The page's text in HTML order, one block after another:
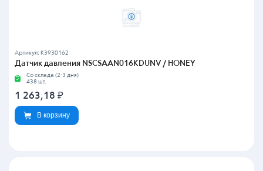
Артикул: K3930162
Датчик давления NSCSAAN016KDUNV / HONEY
Со склада (2-3 дня)
438 шт.
1 263,18 ₽
В корзину